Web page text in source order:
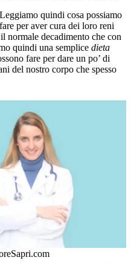
Leggiamo quindi cosa possiamo
fare per aver cura dei loro reni
normale decadimento che con
quindi una semplice dieta
fare per dare un po’ di
del nostro corpo che spesso